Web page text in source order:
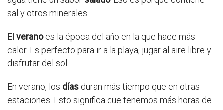
sal y otros minerales.
El veranoes la época del año en la que hace más
calor. Es perfecto para ir a la playa, jugar al aire libre y
disfrutar del sol.
En verano, los días duran más tiempo que en otras
estaciones. Esto significa que tenemos más horas de